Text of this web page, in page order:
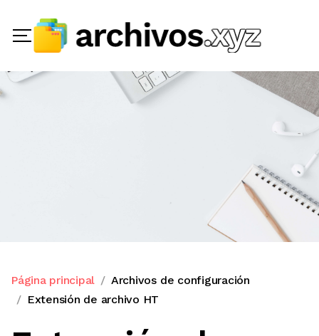
Página principal
Archivos de configuración
Extensión de archivo HT